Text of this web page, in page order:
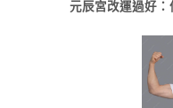
元辰宮改運過好